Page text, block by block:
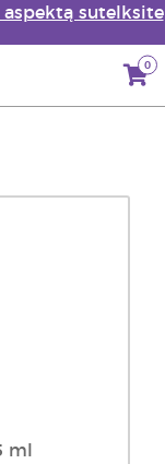
sutelksite
0
ml